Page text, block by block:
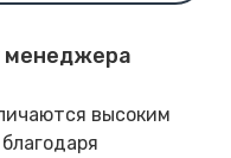
менеджера
высоким